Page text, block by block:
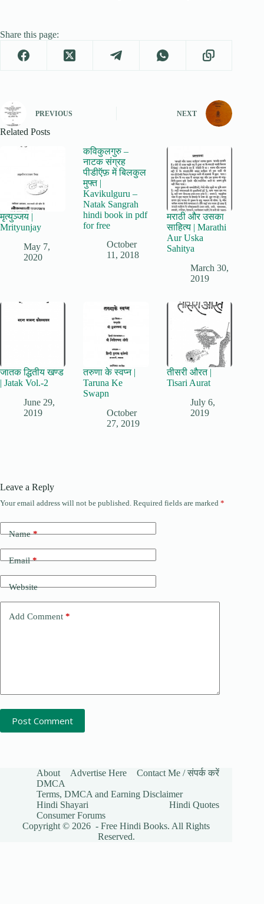
Share this page:
PREVIOUS NEXT
Related Posts
मृत्युञ्जय |
Mrityunjay
May 7,
2020
कविकुलगुरु –
नाटक संग्रह
पीडीऍफ़ में बिलकुल
मुफ्त |
Kavikulguru –
Natak Sangrah
hindi book in pdf
for free
October
11, 2018
मराठी और उसका
साहित्य | Marathi
Aur Uska
Sahitya
March 30,
2019
जातक द्धितीय खण्ड
| Jatak Vol.-2
June 29,
2019
तरुणा के स्वप्न |
Taruna Ke
Swapn
October
27, 2019
तीसरी औरत |
Tisari Aurat
July 6,
2019
Leave a Reply
Your email address will not be published. Required fields are marked *
Name*
Email*
Website
Add Comment *
Post Comment
About Advertise Here
Contact Me / संपर्क करें
DMCA
Terms, DMCA and Earning Disclaimer
Hindi Shayari
Hindi Quotes
Consumer Forums
Copyright © 2026 - Free Hindi Books. All Rights
Reserved.